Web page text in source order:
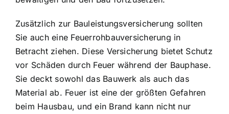
Zusätzlich zur Bauleistungsversicherung sollten
Sie auch eine Feuerrohbauversicherung in
Betracht ziehen. Diese Versicherung bietet Schutz
vor Schäden durch Feuer während der Bauphase.
Sie deckt sowohl das Bauwerk als auch das
Material ab. Feuer ist eine der größten Gefahren
beim Hausbau, und ein Brand kann nicht nur